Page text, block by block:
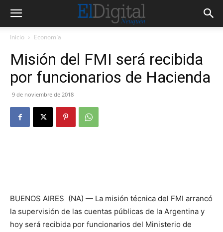
Inicio Economía
Misión del FMI será recibida
por funcionarios de Hacienda
9 de noviembre de 2018
BUENOS AIRES (NA) — La misión técnica del FMI arrancó
la supervisión de las cuentas públicas de la Argentina y
hoy será recibida por funcionarios del Ministerio de